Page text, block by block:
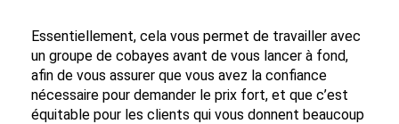
Essentiellement, cela vous permet de travailler avec
un groupe de cobayes avant de vous lancer à fond,
afin de vous assurer que vous avez la confiance
nécessaire pour demander le prix fort, et que c’est
équitable pour les clients qui vous donnent beaucoup